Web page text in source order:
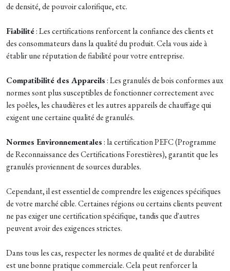
de densité, de pouvoir calorifique, etc.
Fiabilité: Les certifications renforcent la confiance des clients et
des consommateurs dans la qualité du produit. Cela vous aide à
établir une réputation de fiabilité pour votre entreprise.
Compatibilité des Appareils: Les granulés de bois conformes aux
normes sont plus susceptibles de fonctionner correctement avec
les poêles, les chaudières et les autres appareils de chauffage qui
exigent une certaine qualité de granulés.
Normes Environnementales: la certification PEFC (Programme
de Reconnaissance des Certifications Forestières), garantit que les
granulés proviennent de sources durables.
Cependant, il est essentiel de comprendre les exigences spécifiques
de votre marché cible. Certaines régions ou certains clients peuvent
ne pas exiger une certification spécifique, tandis que d'autres
peuvent avoir des exigences strictes.
Dans tous les cas, respecter les normes de qualité et de durabilité
est une bonne pratique commerciale. Cela peut renforcer la